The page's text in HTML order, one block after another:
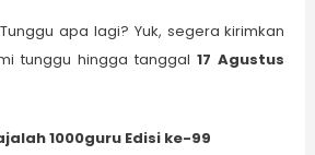
apa lagi? Yuk, segera kirimkan
tunggu hingga tanggal 17 Agustus
1000guru Edisi ke-99